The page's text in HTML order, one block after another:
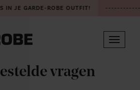
IN JE GARDE-ROBE OUTFIT!
Toggle
vragen